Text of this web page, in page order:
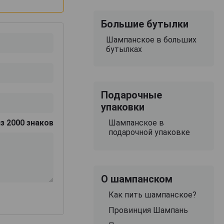
2000 знаков
Большие бутылки
Шампанское в больших
бутылках
Подарочные
упаковки
Шампанское в
подарочной упаковке
О шампанском
Как пить шампанское?
Провинция Шампань